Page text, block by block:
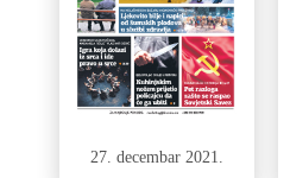
27. decembar 2021.